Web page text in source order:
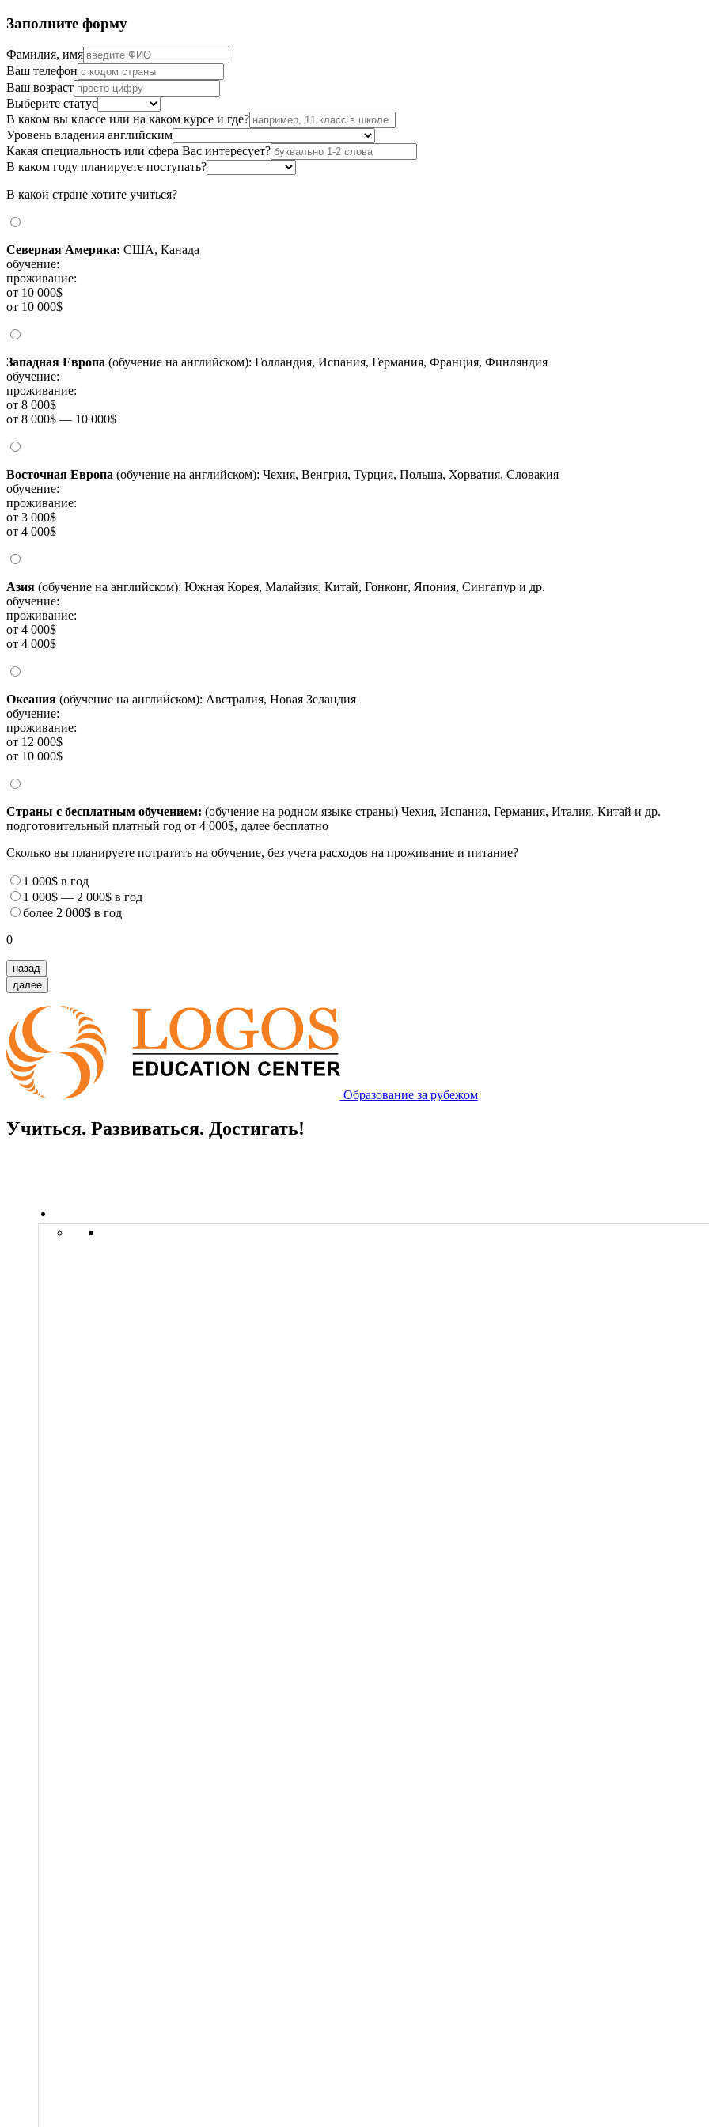
Заполните форму
Фамилия, имя
Ваш телефон
Ваш возраст
Выберите статус
В каком вы классе или на каком курсе и где?
Уровень владения английским
Какая специальность или сфера Вас интересует?
В каком году планируете поступать?
В какой стране хотите учиться?
Северная Америка: США, Канада
обучение:
проживание:
от 10 000$
от 10 000$
Западная Европа (обучение на английском): Голландия, Испания, Германия, Франция, Финляндия
обучение:
проживание:
от 8 000$
от 8 000$ — 10 000$
Восточная Европа (обучение на английском): Чехия, Венгрия, Турция, Польша, Хорватия, Словакия
обучение:
проживание:
от 3 000$
от 4 000$
Азия (обучение на английском): Южная Корея, Малайзия, Китай, Гонконг, Япония, Сингапур и др.
обучение:
проживание:
от 4 000$
от 4 000$
Океания (обучение на английском): Австралия, Новая Зеландия
обучение:
проживание:
от 12 000$
от 10 000$
Страны с бесплатным обучением: (обучение на родном языке страны) Чехия, Испания, Германия, Италия, Китай и др.
подготовительный платный год от 4 000$, далее бесплатно
Сколько вы планируете потратить на обучение, без учета расходов на проживание и питание?
1 000$ в год
1 000$ — 2 000$ в год
более 2 000$ в год
0
назад
далее
Образование за рубежом
Учиться. Развиваться. Достигать!